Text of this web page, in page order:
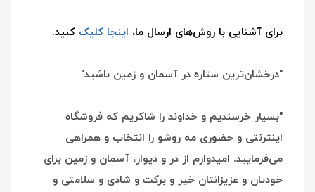
برای آشنایی با روش‌های ارسال ما، اینجا کلیک کنید.
"درخشان‌ترین ستاره در آسمان و زمین باشید"
"بسیار خرسندیم و خداوند را شاکریم که فروشگاه
اینترنتی و حضوری مه روشو را انتخاب و همراهی
می‌فرمایید. امیدوارم از در و دیوار، آسمان و زمین برای
خودتان و عزیزانتان خیر و برکت و شادی و سلامتی و